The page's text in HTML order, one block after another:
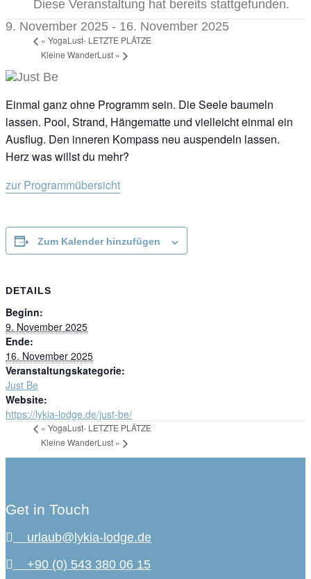
Diese Veranstaltung hat bereits stattgefunden.
9. November 2025 - 16. November 2025
« YogaLust- LETZTE PLÄTZE
Kleine WanderLust »
Einmal ganz ohne Programm sein. Die Seele baumeln
lassen. Pool, Strand, Hängematte und vielleicht einmal ein
Ausflug. Den inneren Kompass neu auspendeln lassen.
Herz was willst du mehr?
zur Programmübersicht
Zum Kalender hinzufügen
DETAILS
Beginn:
9. November 2025
Ende:
16. November 2025
Veranstaltungskategorie:
Just Be
Website:
https://lykia-lodge.de/just-be/
« YogaLust- LETZTE PLÄTZE
Kleine WanderLust »
Get in Touch
urlaub@lykia-lodge.de
+90 (0) 543 380 06 15